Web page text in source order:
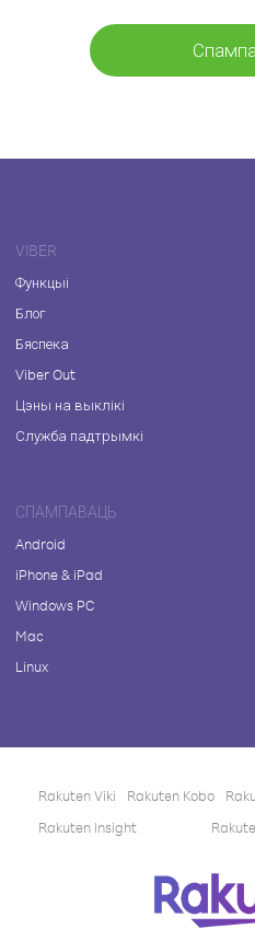
VIBER
Функцыі
Блог
Бяспека
Viber Out
Цэны на выклікі
Служба падтрымкі
СПАМПАВАЦЬ
Android
iPhone & iPad
Windows PC
Mac
Linux
Rakuten Viki Rakuten Kobo
Rakuten Insight